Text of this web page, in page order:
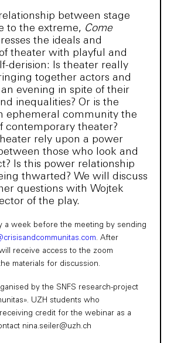
between stage
to the extreme, Come
the ideals and
theater with playful and
derision: Is theater really
together actors and
evening in spite of their
inequalities? Or is the
ephemeral community the
contemporary theater?
rely upon a power
those who look and
Is this power relationship
thwarted? We will discuss
questions with Wojtek
of the play.
a week before the meeting by sending
. After
receive access to the zoom
materials for discussion.
by the SNFS research-project
UZH students who
credit for the webinar as a
nina.seiler@uzh.ch